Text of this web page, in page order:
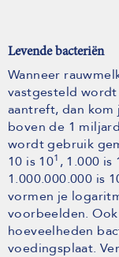
Levende bacteriën
Wanneer
vastgesteld
aantreft, dan
boven de 1
wordt gebruik
10 is 101 , 1.000 is
1.000.000.000 is
vormen je
voorbeelden.
hoeveelheden
voedingsplaat.